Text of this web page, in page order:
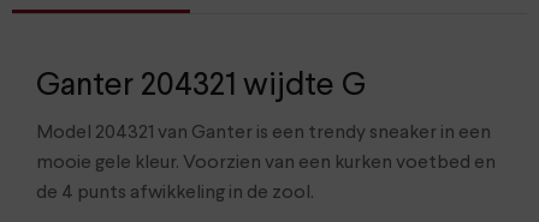
Ganter 204321 wijdte G
Model 204321 van Ganter is een trendy sneaker in een
mooie gele kleur. Voorzien van een kurken voetbed en
de 4 punts afwikkeling in de zool.